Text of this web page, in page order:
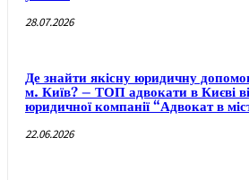
28.07.2026
Де знайти якісну юридичну
м. Київ? – ТОП адвокати в Києві
юридичної компанії “Адвокат в
22.06.2026